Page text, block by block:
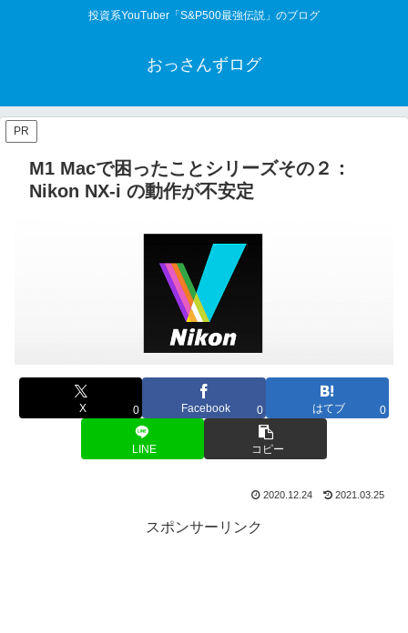
投資系YouTuber「S&P500最強伝説」のブログ
おっさんずログ
PR
M1 Macで困ったことシリーズその２：
Nikon NX-i の動作が不安定
X 0 Facebook 0 はてブ 0
LINE コピー
2020.12.24 2021.03.25
スポンサーリンク